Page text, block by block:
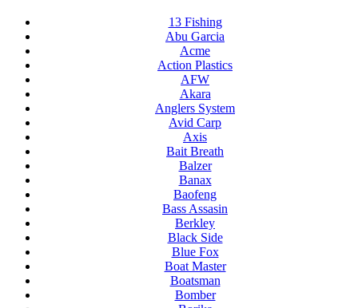
13 Fishing
Abu Garcia
Acme
Action Plastics
AFW
Akara
Anglers System
Avid Carp
Axis
Bait Breath
Balzer
Banax
Baofeng
Bass Assasin
Berkley
Black Side
Blue Fox
Boat Master
Boatsman
Bomber